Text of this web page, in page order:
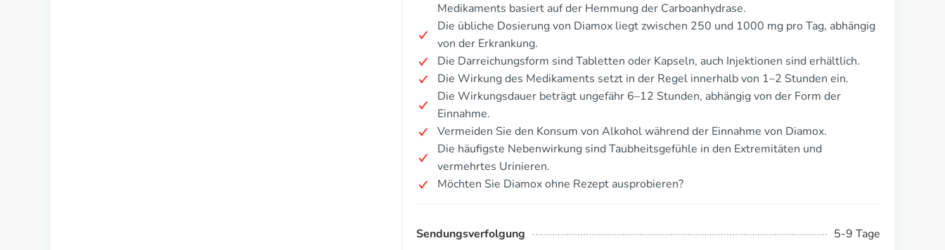
Medikaments basiert auf der Hemmung der Carboanhydrase.
Die übliche Dosierung von Diamox liegt zwischen 250 und 1000 mg pro Tag, abhängig
von der Erkrankung.
Die Darreichungsform sind Tabletten oder Kapseln, auch Injektionen sind erhältlich.
Die Wirkung des Medikaments setzt in der Regel innerhalb von 1–2 Stunden ein.
Die Wirkungsdauer beträgt ungefähr 6–12 Stunden, abhängig von der Form der
Einnahme.
Vermeiden Sie den Konsum von Alkohol während der Einnahme von Diamox.
Die häufigste Nebenwirkung sind Taubheitsgefühle in den Extremitäten und
vermehrtes Urinieren.
Möchten Sie Diamox ohne Rezept ausprobieren?
Sendungsverfolgung
5-9 Tage